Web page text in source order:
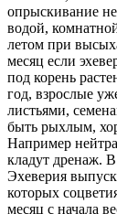
опрыскивание
водой,
летом при
месяц если
под корень
год, взрослые
листьями,
быть рыхлым,
Например
кладут дренаж.
Эхеверия
которых
месяц с начала